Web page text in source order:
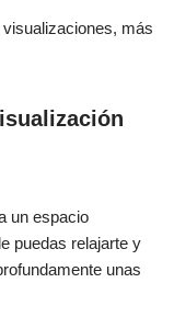
más
un espacio
puedas relajarte y
unas